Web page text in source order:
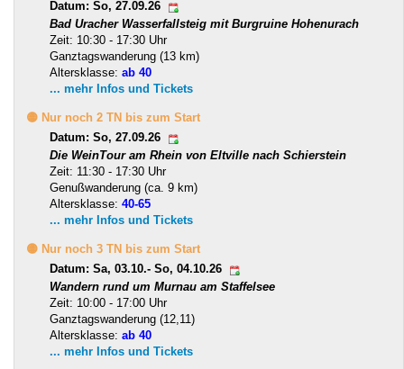
Datum: So, 27.09.26
Bad Uracher Wasserfallsteig mit Burgruine Hohenurach
Zeit: 10:30 - 17:30 Uhr
Ganztagswanderung (13 km)
Altersklasse: ab 40
... mehr Infos und Tickets
🟡 Nur noch 2 TN bis zum Start
Datum: So, 27.09.26
Die WeinTour am Rhein von Eltville nach Schierstein
Zeit: 11:30 - 17:30 Uhr
Genußwanderung (ca. 9 km)
Altersklasse: 40-65
... mehr Infos und Tickets
🟡 Nur noch 3 TN bis zum Start
Datum: Sa, 03.10.- So, 04.10.26
Wandern rund um Murnau am Staffelsee
Zeit: 10:00 - 17:00 Uhr
Ganztagswanderung (12,11)
Altersklasse: ab 40
... mehr Infos und Tickets